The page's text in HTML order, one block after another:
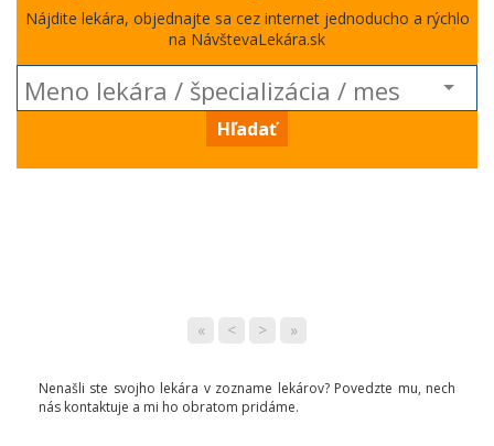
Nájdite lekára, objednajte sa cez internet jednoducho a rýchlo
na NávštevaLekára.sk
Hľadať
« < > »
Nenašli ste svojho lekára v zozname lekárov? Povedzte mu, nech
nás kontaktuje a mi ho obratom pridáme.